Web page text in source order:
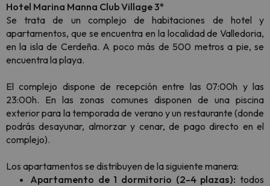
Hotel Marina Manna Club Village 3*
Se trata de un complejo de habitaciones de hotel y
apartamentos, que se encuentra en la localidad de Valledoria,
en la isla de Cerdeña. A poco más de 500 metros a pie, se
encuentra la playa.
El complejo dispone de recepción entre las 07:00h y las
23:00h. En las zonas comunes disponen de una piscina
exterior para la temporada de verano y un restaurante (donde
podrás desayunar, almorzar y cenar, de pago directo en el
complejo).
Los apartamentos se distribuyen de la siguiente manera:
Apartamento de 1 dormitorio (2-4 plazas): todos